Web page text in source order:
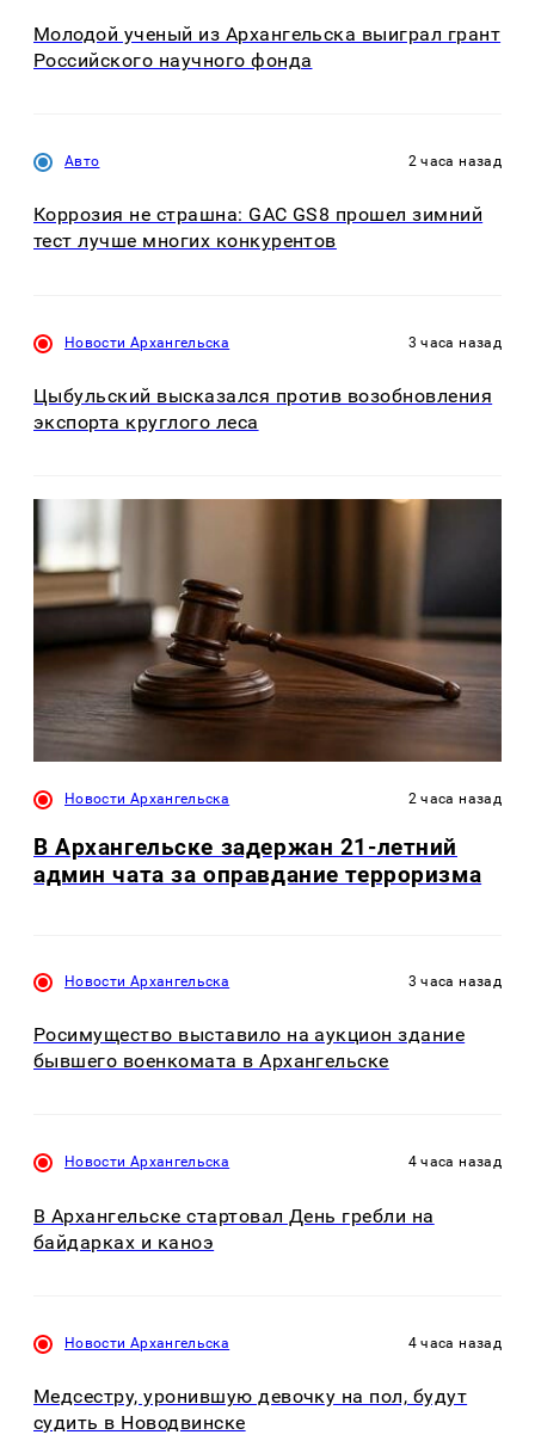
Молодой ученый из Архангельска выиграл грант
Российского научного фонда
Авто 2 часа назад
Коррозия не страшна: GAC GS8 прошел зимний
тест лучше многих конкурентов
Новости Архангельска 3 часа назад
Цыбульский высказался против возобновления
экспорта круглого леса
Новости Архангельска 2 часа назад
В Архангельске задержан 21-летний
админ чата за оправдание терроризма
Новости Архангельска 3 часа назад
Росимущество выставило на аукцион здание
бывшего военкомата в Архангельске
Новости Архангельска 4 часа назад
В Архангельске стартовал День гребли на
байдарках и каноэ
Новости Архангельска 4 часа назад
Медсестру, уронившую девочку на пол, будут
судить в Новодвинске